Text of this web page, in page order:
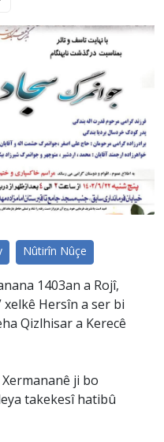
Nûtirîn Nûçe
1403an a Rojî,
xelkê Hersîn a ser bi
Qizlhisar a Kerecê
Xermananê ji bo
takekesî hatibû